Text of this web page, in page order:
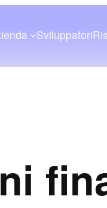
Sviluppatori